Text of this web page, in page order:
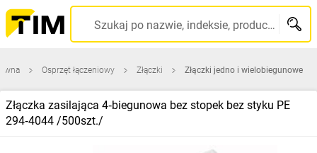
Szukaj po nazwie, indeksie, producencie, kodzie kreskowym...
Osprzęt łączeniowy Złączki Złączki jedno i wielobiegunowe
Złączka zasilająca 4‑biegunowa bez stopek bez styku PE
294‑4044 /500szt./